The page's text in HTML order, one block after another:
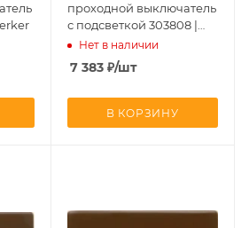
проходной выключатель
с подсветкой 303808 |
160002 | 14370001 Berker
Нет в наличии
7 383₽/шт
В КОРЗИНУ